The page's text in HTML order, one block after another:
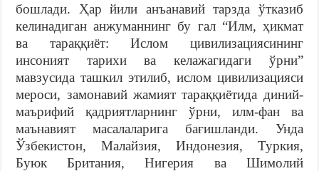
бошлади. Ҳар йили анъанавий тарзда ўтказиб
келинадиган анжуманнинг бу гал “Илм, ҳикмат
ва тараққиёт: Ислом цивилизациясининг
инсоният тарихи ва келажагидаги ўрни”
мавзусида ташкил этилиб, ислом цивилизацияси
мероси, замонавий жамият тараққиётида диний-
маърифий қадриятларнинг ўрни, илм-фан ва
маънавият масалаларига бағишланди. Унда
Ўзбекистон, Малайзия, Индонезия, Туркия,
Буюк Британия, Нигерия ва Шимолий